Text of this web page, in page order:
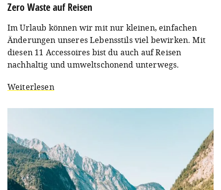
Zero Waste auf Reisen
Im Urlaub können wir mit nur kleinen, einfachen
Änderungen unseres Lebensstils viel bewirken. Mit
diesen 11 Accessoires bist du auch auf Reisen
nachhaltig und umweltschonend unterwegs.
Weiterlesen